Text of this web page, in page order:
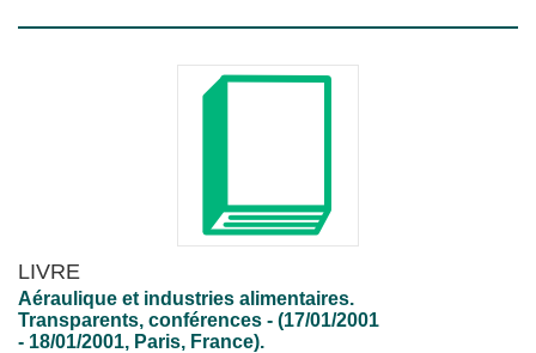
LIVRE
Aéraulique et industries alimentaires.
Transparents, conférences - (17/01/2001
- 18/01/2001, Paris, France).